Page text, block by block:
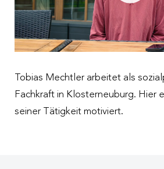
Tobias Mechtler arbeitet als
Fachkraft in Klosterneuburg. Hier
seiner Tätigkeit motiviert.